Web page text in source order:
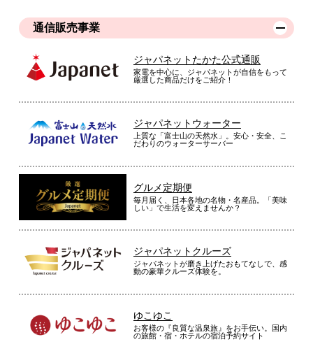
通信販売事業
ジャパネットたかた公式通販
家電を中心に、ジャパネットが自信をもって
厳選した商品だけをご紹介！
ジャパネットウォーター
上質な「富士山の天然水」。安心・安全、こ
だわりのウォーターサーバー
グルメ定期便
毎月届く、日本各地の名物・名産品。「美味
しい」で生活を変えませんか？
ジャパネットクルーズ
ジャパネットが磨き上げたおもてなしで、感
動の豪華クルーズ体験を。
ゆこゆこ
お客様の『良質な温泉旅』をお手伝い。国内
の旅館・宿・ホテルの宿泊予約サイト